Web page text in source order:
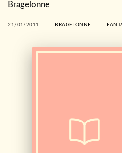
Bragelonne
21/01/2011 BRAGELONNE